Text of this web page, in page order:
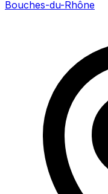
Bouches-du-Rhône